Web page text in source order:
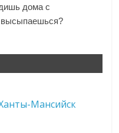
дома с
Мансийск